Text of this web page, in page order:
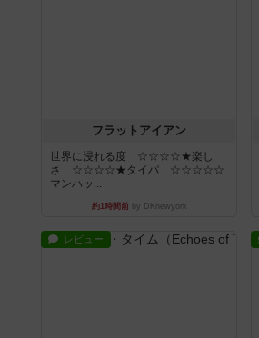
フラットアイアン
世界に浸れる度 ☆☆☆☆★楽し
さ ☆☆☆☆★タイパ ☆☆☆☆☆
マンハッ...
約1時間前by DKnewyork
レビュー